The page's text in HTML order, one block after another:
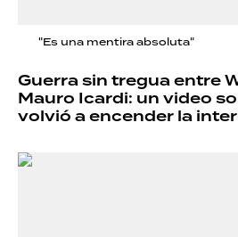
"Es una mentira absoluta"
Guerra sin tregua entre
Mauro Icardi: un video
volvió a encender la